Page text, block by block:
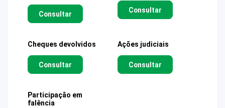
Consultar Consultar
Cheques devolvidos
Consultar
Ações judiciais
Consultar
Participação em
falência